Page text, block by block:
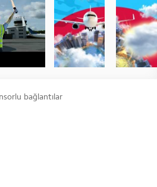
bağlantılar